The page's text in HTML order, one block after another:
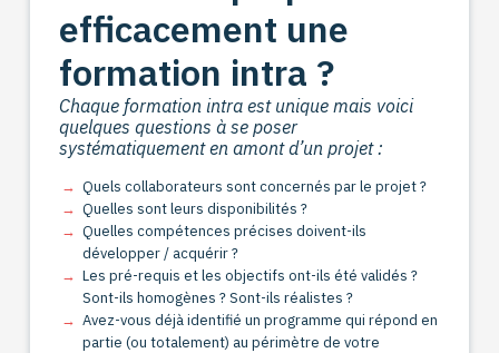
efficacement une
formation intra ?
Chaque formation intra est unique mais voici
quelques questions à se poser
systématiquement en amont d’un projet :
Quels collaborateurs sont concernés par le projet ?
Quelles sont leurs disponibilités ?
Quelles compétences précises doivent-ils
développer / acquérir ?
Les pré-requis et les objectifs ont-ils été validés ?
Sont-ils homogènes ? Sont-ils réalistes ?
Avez-vous déjà identifié un programme qui répond en
partie (ou totalement) au périmètre de votre